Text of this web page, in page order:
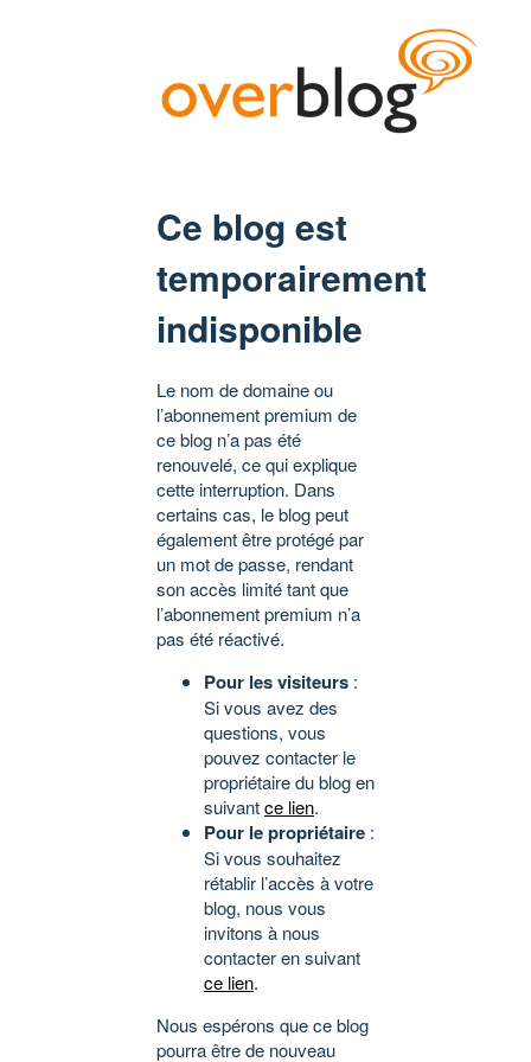
Ce blog est
temporairement
indisponible
Le nom de domaine ou
l’abonnement premium de
ce blog n’a pas été
renouvelé, ce qui explique
cette interruption. Dans
certains cas, le blog peut
également être protégé par
un mot de passe, rendant
son accès limité tant que
l’abonnement premium n’a
pas été réactivé.
Pour les visiteurs :
Si vous avez des
questions, vous
pouvez contacter le
propriétaire du blog en
suivantce lien.
Pour le propriétaire :
Si vous souhaitez
rétablir l’accès à votre
blog, nous vous
invitons à nous
contacter en suivant
ce lien.
Nous espérons que ce blog
pourra être de nouveau